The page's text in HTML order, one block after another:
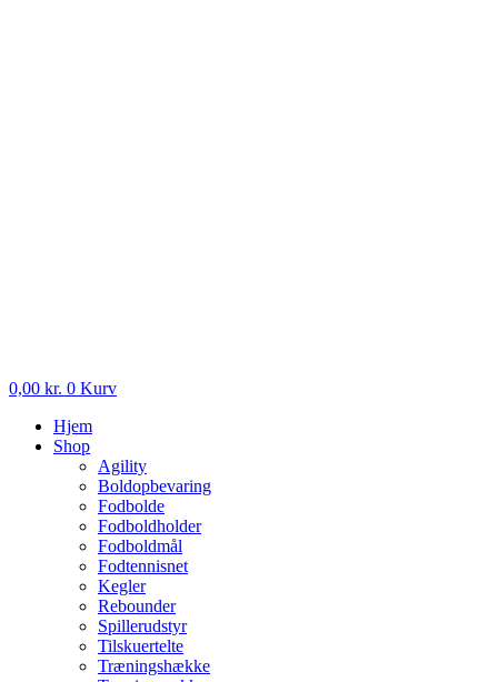
0,00 kr. 0 Kurv
Hjem
Shop
Agility
Boldopbevaring
Fodbolde
Fodboldholder
Fodboldmål
Fodtennisnet
Kegler
Rebounder
Spillerudstyr
Tilskuertelte
Træningshække